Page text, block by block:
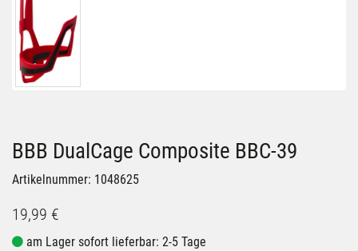
BBB DualCage Composite BBC-39
Artikelnummer: 1048625
19,99 €
am Lager sofort lieferbar: 2-5 Tage